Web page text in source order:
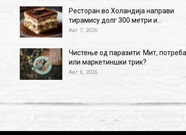
Ресторан во Холандија направи
тирамису долг 300 метри и…
Авг 7, 2026
Чистење од паразити: Мит, потреба
или маркетиншки трик?
Авг 6, 2026